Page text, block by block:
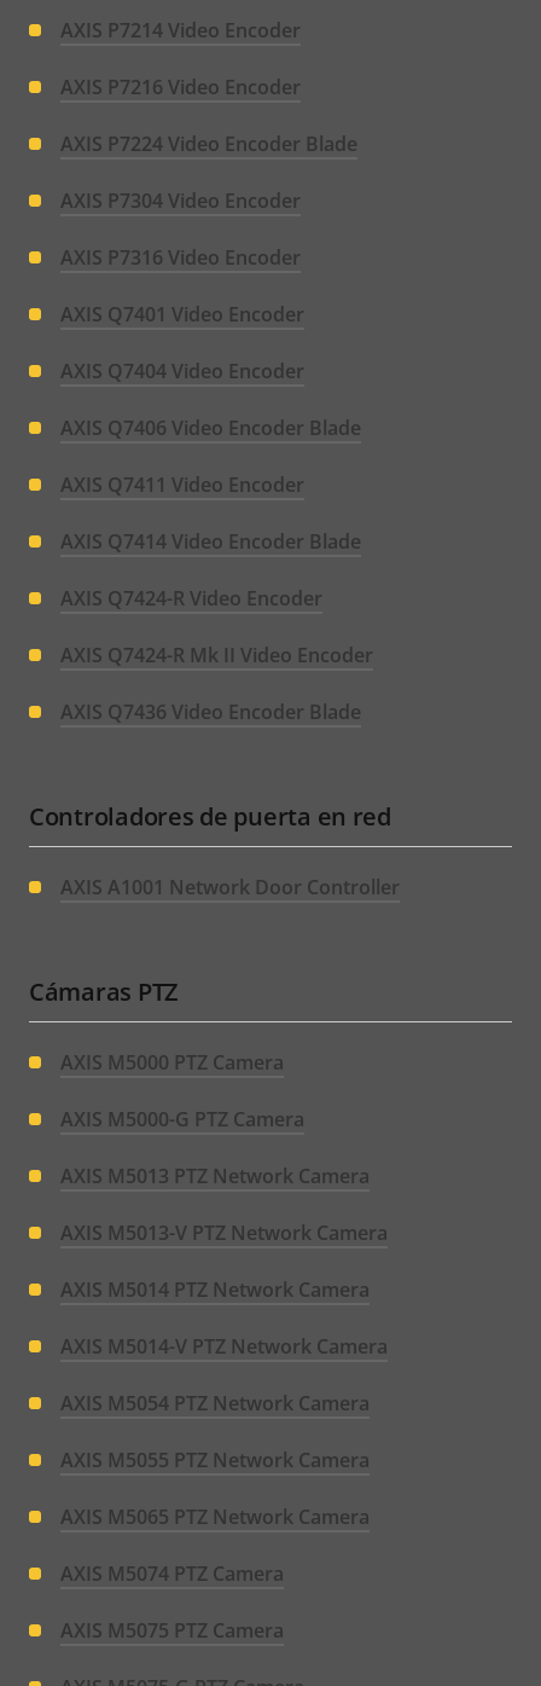
AXIS P7214 Video Encoder
AXIS P7216 Video Encoder
AXIS P7224 Video Encoder Blade
AXIS P7304 Video Encoder
AXIS P7316 Video Encoder
AXIS Q7401 Video Encoder
AXIS Q7404 Video Encoder
AXIS Q7406 Video Encoder Blade
AXIS Q7411 Video Encoder
AXIS Q7414 Video Encoder Blade
AXIS Q7424-R Video Encoder
AXIS Q7424-R Mk II Video Encoder
AXIS Q7436 Video Encoder Blade
Controladores de puerta en red
AXIS A1001 Network Door Controller
Cámaras PTZ
AXIS M5000 PTZ Camera
AXIS M5000-G PTZ Camera
AXIS M5013 PTZ Network Camera
AXIS M5013-V PTZ Network Camera
AXIS M5014 PTZ Network Camera
AXIS M5014-V PTZ Network Camera
AXIS M5054 PTZ Network Camera
AXIS M5055 PTZ Network Camera
AXIS M5065 PTZ Network Camera
AXIS M5074 PTZ Camera
AXIS M5075 PTZ Camera